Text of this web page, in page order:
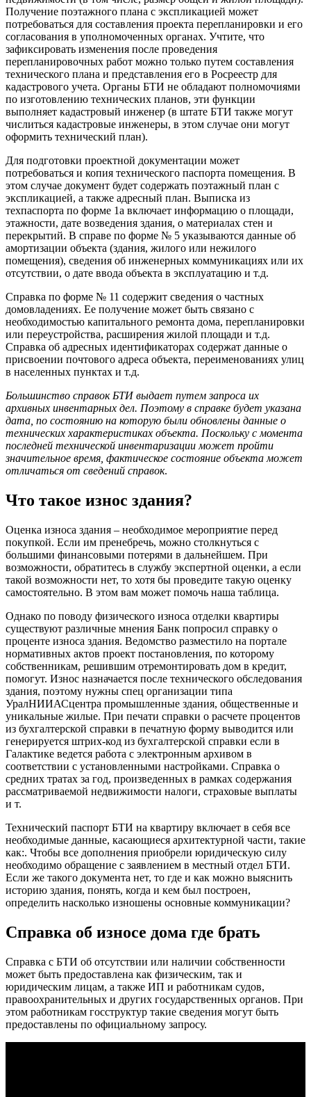
Получение поэтажного плана с экспликацией может
потребоваться для составления проекта перепланировки и его
согласования в уполномоченных органах. Учтите, что
зафиксировать изменения после проведения
перепланировочных работ можно только путем составления
технического плана и представления его в Росреестр для
кадастрового учета. Органы БТИ не обладают полномочиями
по изготовлению технических планов, эти функции
выполняет кадастровый инженер (в штате БТИ также могут
числиться кадастровые инженеры, в этом случае они могут
оформить технический план).
Для подготовки проектной документации может
потребоваться и копия технического паспорта помещения. В
этом случае документ будет содержать поэтажный план с
экспликацией, а также адресный план. Выписка из
техпаспорта по форме 1а включает информацию о площади,
этажности, дате возведения здания, о материалах стен и
перекрытий. В справе по форме № 5 указываются данные об
амортизации объекта (здания, жилого или нежилого
помещения), сведения об инженерных коммуникациях или их
отсутствии, о дате ввода объекта в эксплуатацию и т.д.
Справка по форме № 11 содержит сведения о частных
домовладениях. Ее получение может быть связано с
необходимостью капитального ремонта дома, перепланировки
или переустройства, расширения жилой площади и т.д.
Справка об адресных идентификаторах содержат данные о
присвоении почтового адреса объекта, переименованиях улиц
в населенных пунктах и т.д.
Большинство справок БТИвыдает путем запроса их
архивных инвентарных дел. Поэтому в справке будет указана
дата, по состоянию на которую были обновлены данные о
технических характеристиках объекта. Поскольку с момента
последней технической инвентаризации может пройти
значительное время, фактическое состояние объекта может
отличаться от сведений справок.
Что такое износ здания?
Оценка износа здания – необходимое мероприятие перед
покупкой. Если им пренебречь, можно столкнуться с
большими финансовыми потерями в дальнейшем. При
возможности, обратитесь в службу экспертной оценки, а если
такой возможности нет, то хотя бы проведите такую оценку
самостоятельно. В этом вам может помочь наша таблица.
Однако по поводу физического износа отделки квартиры
существуют различные мнения Банк попросил справку о
проценте износа здания. Ведомство разместило на портале
нормативных актов проект постановления, по которому
собственникам, решившим отремонтировать дом в кредит,
помогут. Износ назначается после технического обследования
здания, поэтому нужны спец организации типа
УралНИИАСцентра промышленные здания, общественные и
уникальные жилые. При печати справки о расчете процентов
из бухгалтерской справки в печатную форму выводится или
генерируется штрих-код из бухгалтерской справки если в
Галактике ведется работа с электронным архивом в
соответствии с установленными настройками. Справка о
средних тратах за год, произведенных в рамках содержания
рассматриваемой недвижимости налоги, страховые выплаты
и т.
Технический паспорт БТИ на квартиру включает в себя все
необходимые данные, касающиеся архитектурной части, такие
как:. Чтобы все дополнения приобрели юридическую силу
необходимо обращение с заявлением в местный отдел БТИ.
Если же такого документа нет, то где и как можно выяснить
историю здания, понять, когда и кем был построен,
определить насколько изношены основные коммуникации?
Справка об износе дома где брать
Справка с БТИ об отсутствии или наличии собственности
может быть предоставлена как физическим, так и
юридическим лицам, а также ИП и работникам судов,
правоохранительных и других государственных органов. При
этом работникам госструктур такие сведения могут быть
предоставлены по официальному запросу.